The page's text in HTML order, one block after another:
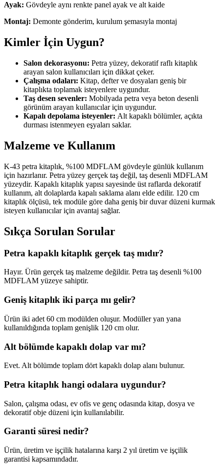
Ayak: Gövdeyle aynı renkte panel ayak ve alt kaide
Montaj: Demonte gönderim, kurulum şemasıyla montaj
Kimler İçin Uygun?
Salon dekorasyonu: Petra yüzey, dekoratif raflı kitaplık
arayan salon kullanıcıları için dikkat çeker.
Çalışma odaları: Kitap, defter ve dosyaları geniş bir
kitaplıkta toplamak isteyenlere uygundur.
Taş desen sevenler: Mobilyada petra veya beton desenli
görünüm arayan kullanıcılar için uygundur.
Kapalı depolama isteyenler: Alt kapaklı bölümler, açıkta
durması istenmeyen eşyaları saklar.
Malzeme ve Kullanım
K-43 petra kitaplık, %100 MDFLAM gövdeyle günlük kullanım
için hazırlanır. Petra yüzey gerçek taş değil, taş desenli MDFLAM
yüzeydir. Kapaklı kitaplık yapısı sayesinde üst raflarda dekoratif
kullanım, alt dolaplarda kapalı saklama alanı elde edilir. 120 cm
kitaplık ölçüsü, tek modüle göre daha geniş bir duvar düzeni kurmak
isteyen kullanıcılar için avantaj sağlar.
Sıkça Sorulan Sorular
Petra kapaklı kitaplık gerçek taş mıdır?
Hayır. Ürün gerçek taş malzeme değildir. Petra taş desenli %100
MDFLAM yüzeye sahiptir.
Geniş kitaplık iki parça mı gelir?
Ürün iki adet 60 cm modülden oluşur. Modüller yan yana
kullanıldığında toplam genişlik 120 cm olur.
Alt bölümde kapaklı dolap var mı?
Evet. Alt bölümde toplam dört kapaklı dolap alanı bulunur.
Petra kitaplık hangi odalara uygundur?
Salon, çalışma odası, ev ofis ve genç odasında kitap, dosya ve
dekoratif obje düzeni için kullanılabilir.
Garanti süresi nedir?
Ürün, üretim ve işçilik hatalarına karşı 2 yıl üretim ve işçilik
garantisi kapsamındadır.